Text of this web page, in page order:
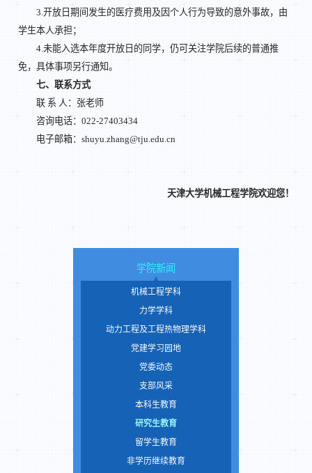
3.开放日期间发生的医疗费用及因个人行为导致的意外事故，由
学生本人承担；
4.未能入选本年度开放日的同学，仍可关注学院后续的普通推
免，具体事项另行通知。
七、联系方式
联 系 人：张老师
咨询电话：022-27403434
电子邮箱：shuyu.zhang@tju.edu.cn
天津大学机械工程学院欢迎您！
学院新闻
机械工程学科
力学学科
动力工程及工程热物理学科
党建学习园地
党委动态
支部风采
本科生教育
研究生教育
留学生教育
非学历继续教育